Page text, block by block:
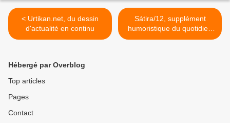
< Urtikan.net, du dessin
d'actualité en continu
Sátira/12, supplément
humoristique du quotidien
argentin Página/12 >
Hébergé par Overblog
Top articles
Pages
Contact